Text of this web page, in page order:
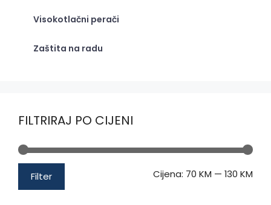
Visokotlačni perači
Zaštita na radu
FILTRIRAJ PO CIJENI
Filter Cijena: 70 KM — 130 KM